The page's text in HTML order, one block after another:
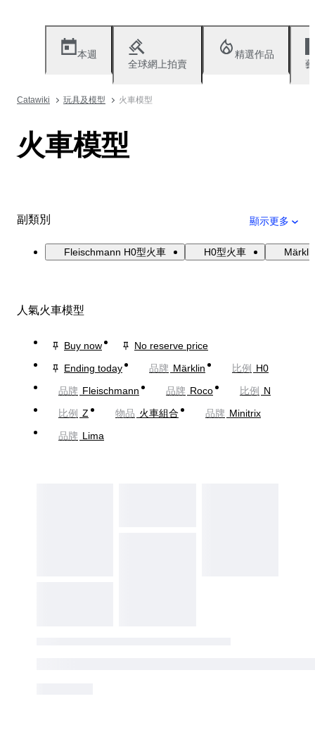
本週
全球網上拍賣
精選作品
Catawiki 玩具及模型 火車模型
火車模型
副類別 顯示更多
Fleischmann H0型火車 H0型火車
人氣火車模型
Buy now
No reserve price
Ending today
品牌 Märklin 比例
H0
品牌 Fleischmann 品牌 Roco 比例
N
比例 Z 物品 火車組合 品牌 Minitrix
品牌 Lima